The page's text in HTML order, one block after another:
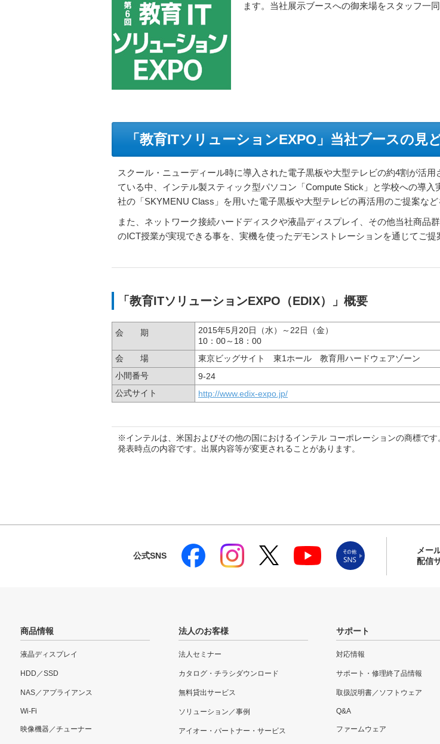
ます。当社展示ブースへの御来場をスタッフ一
「教育ITソリューションEXPO」当社ブースの見
スクール・ニューディール時に導入された電子黒板や大型テレビの約4割が活
ている中、インテル製スティック型パソコン「Compute Stick」と学校への導入
社の「SKYMENU Class」を用いた電子黒板や大型テレビの再活用のご提案など
また、ネットワーク接続ハードディスクや液晶ディスプレイ、その他当社商品
のICT授業が実現できる事を、実機を使ったデモンストレーションを通じてご提
「教育ITソリューションEXPO（EDIX）」概要
会 期
2015年5月20日（水）～22日（金）
10：00～18：00
会 場
東京ビッグサイト 東1ホール 教育用ハードウェアゾーン
小間番号
9-24
公式サイト
http://www.edix-expo.jp/
※インテルは、米国およびその他の国におけるインテル コーポレーションの商標で
発表時点の内容です。出展内容等が変更されることがあります。
公式SNS
メー
配信
商品情報
液晶ディスプレイ
HDD／SSD
NAS／アプライアンス
Wi-Fi
映像機器／チューナー
法人のお客様
法人セミナー
カタログ・チラシダウンロード
無料貸出サービス
ソリューション／事例
アイオー・パートナー・サービス
サポート
対応情報
サポート・修理終了品情報
取扱説明書／ソフトウェア
Q&A
ファームウェア